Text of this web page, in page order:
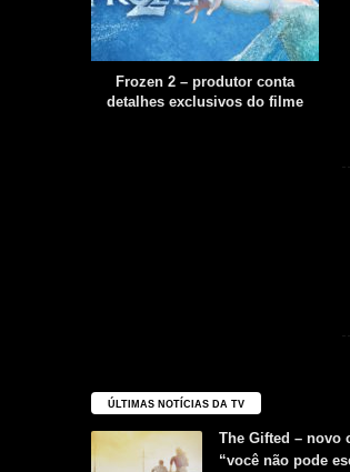
Frozen 2 – produtor conta
detalhes exclusivos do filme
ÚLTIMAS NOTÍCIAS DA TV
The Gifted – novo
“você não pode